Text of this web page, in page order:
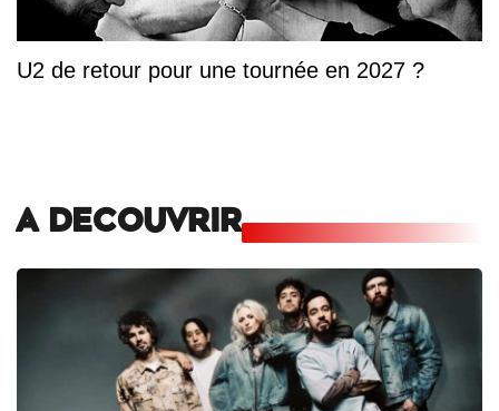
U2 de retour pour une tournée en 2027 ?
A DECOUVRIR